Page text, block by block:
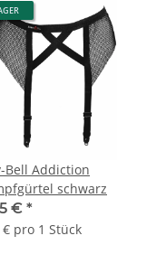
Bell Addiction
schwarz
€ *
€ pro 1 Stück